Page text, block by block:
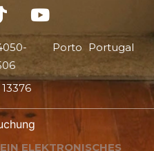
Porto Portugal
ELEKTRONISCHES